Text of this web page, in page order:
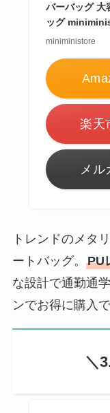
バーバッグ 大
ッグ
miniministore
楽天
メ
トレンドのメタ
ートバッグ。 PU
な設計で通勤通
ンでお得に購入で
＼